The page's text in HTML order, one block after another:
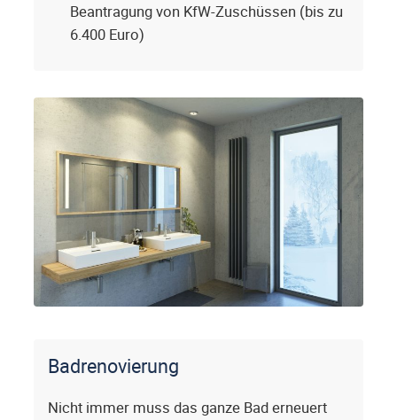
Beantragung von KfW-Zuschüssen (bis zu
6.400 Euro)
Badrenovierung
Nicht immer muss das ganze Bad erneuert